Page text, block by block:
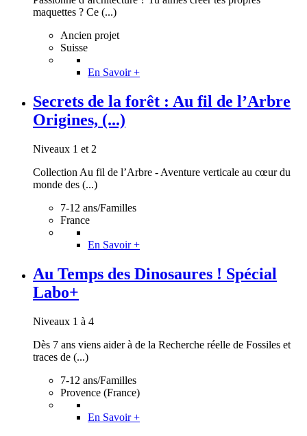
maquettes ? Ce (...)
Ancien projet
Suisse
En Savoir +
Secrets de la forêt : Au fil de l’Arbre
Origines, (...)
Niveaux 1 et 2
Collection Au fil de l’Arbre - Aventure verticale au cœur du
monde des (...)
7-12 ans/Familles
France
En Savoir +
Au Temps des Dinosaures ! Spécial
Labo+
Niveaux 1 à 4
Dès 7 ans viens aider à de la Recherche réelle de Fossiles et
traces de (...)
7-12 ans/Familles
Provence (France)
En Savoir +